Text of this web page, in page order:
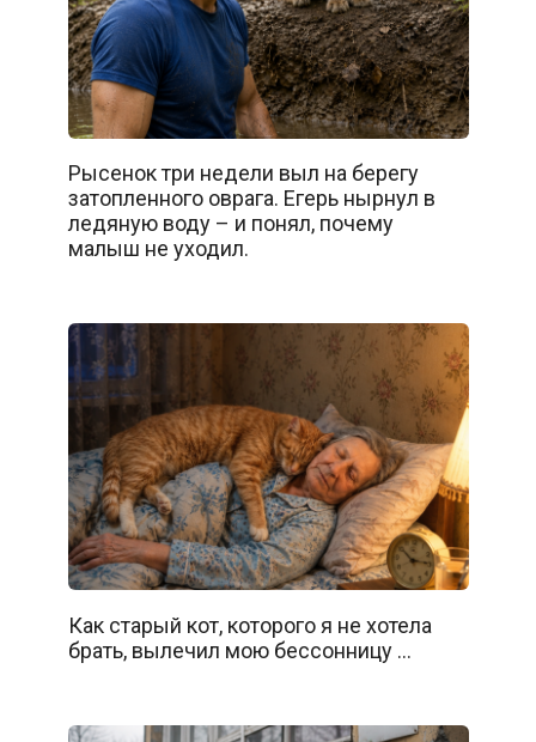
Рысенок три недели выл на берегу
затопленного оврага. Егерь нырнул в
ледяную воду – и понял, почему
малыш не уходил.
Как старый кот, которого я не хотела
брать, вылечил мою бессонницу …